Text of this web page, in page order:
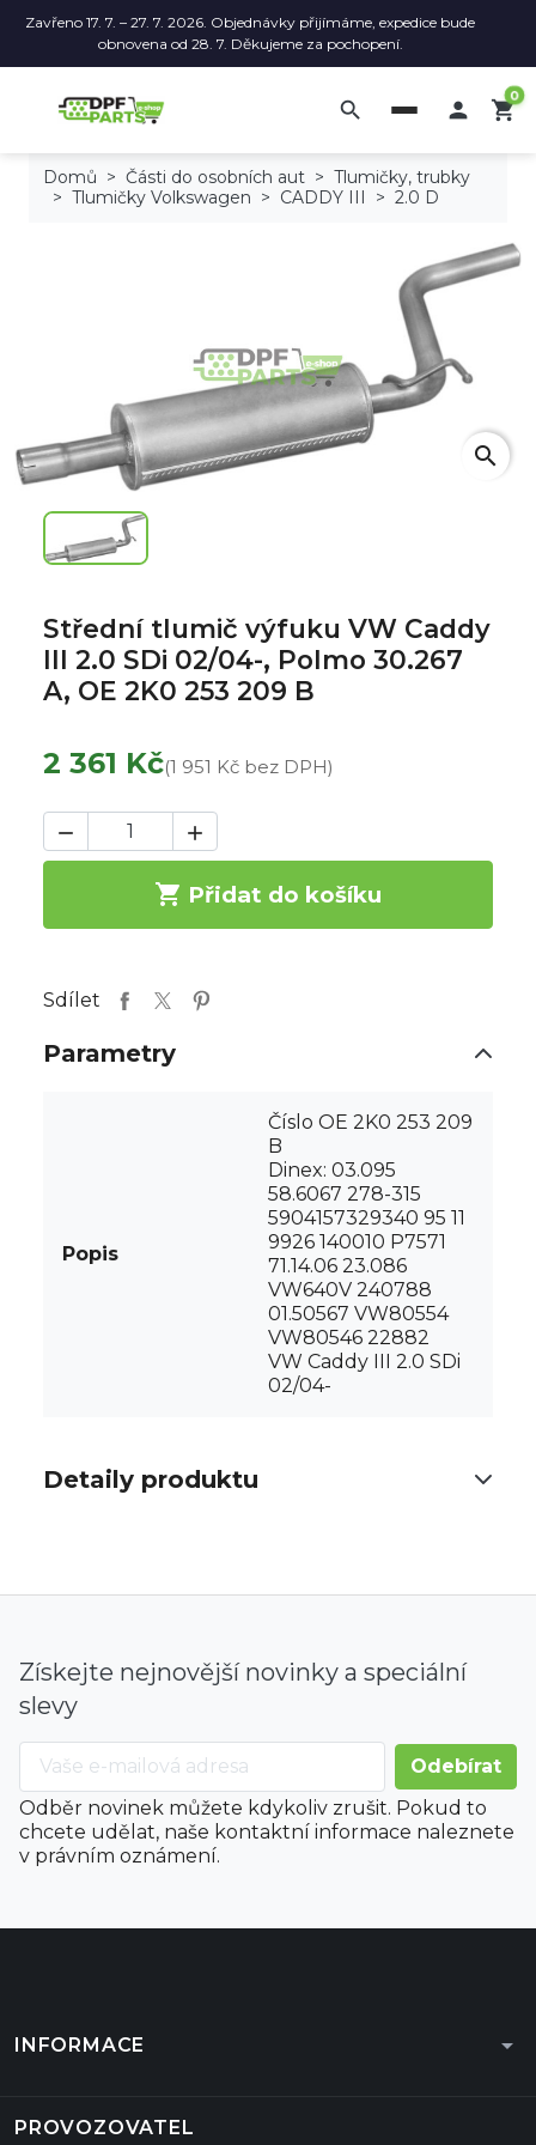
Zavřeno 17. 7. – 27. 7. 2026. Objednávky přijímáme, expedice bude
obnovena od 28. 7. Děkujeme za pochopení.
search  shopping_cart
0
Domů Části do osobních aut
Tlumičky, trubky
Tlumičky Volkswagen
CADDY III 2.0 D
search
Střední tlumič výfuku VW Caddy
III 2.0 SDi 02/04-, Polmo 30.267
A, OE 2K0 253 209 B
2 361 Kč(1 951 Kč bez DPH)
 
 Přidat do košíku
Sdílet
Parametry
Popis
Číslo OE 2K0 253 209
B
Dinex: 03.095
58.6067 278-315
5904157329340 95 11
9926 140010 P7571
71.14.06 23.086
VW640V 240788
01.50567 VW80554
VW80546 22882
VW Caddy III 2.0 SDi
02/04-
Detaily produktu
Získejte nejnovější novinky a speciální
slevy
Odběr novinek můžete kdykoliv zrušit. Pokud to
chcete udělat, naše kontaktní informace naleznete
v právním oznámení.
INFORMACE arrow_drop_down
PROVOZOVATEL